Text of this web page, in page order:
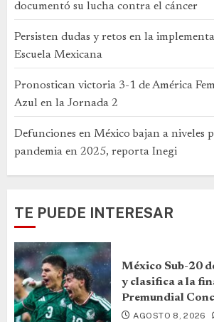
documentó su lucha contra el cáncer
Persisten dudas y retos en la
Escuela Mexicana
Pronostican victoria 3-1 de América
Azul en la Jornada 2
Defunciones en México bajan a niveles
pandemia en 2025, reporta Inegi
TE PUEDE INTERESAR
México Sub-20
y clasifica a la
Premundial
AGOSTO 8, 2026